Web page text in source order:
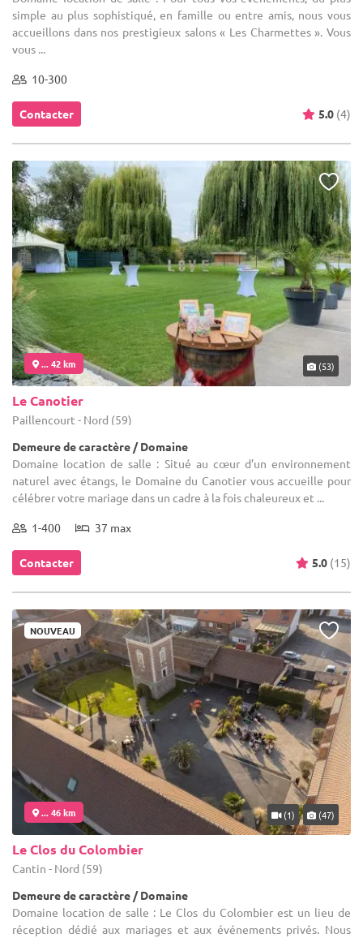
simple au plus sophistiqué, en famille ou entre amis, nous vous
accueillons dans nos prestigieux salons « Les Charmettes ». Vous
vous ...
10-300
Contacter 5.0 (4)
... 42 km (53)
Le Canotier
Paillencourt - Nord (59)
Demeure de caractère / Domaine
Domaine location de salle : Situé au cœur d’un environnement
naturel avec étangs, le Domaine du Canotier vous accueille pour
célébrer votre mariage dans un cadre à la fois chaleureux et ...
1-400 37 max
Contacter 5.0 (15)
NOUVEAU
... 46 km (1) (47)
Le Clos du Colombier
Cantin - Nord (59)
Demeure de caractère / Domaine
Domaine location de salle : Le Clos du Colombier est un lieu de
réception dédié aux mariages et aux événements privés. Nous